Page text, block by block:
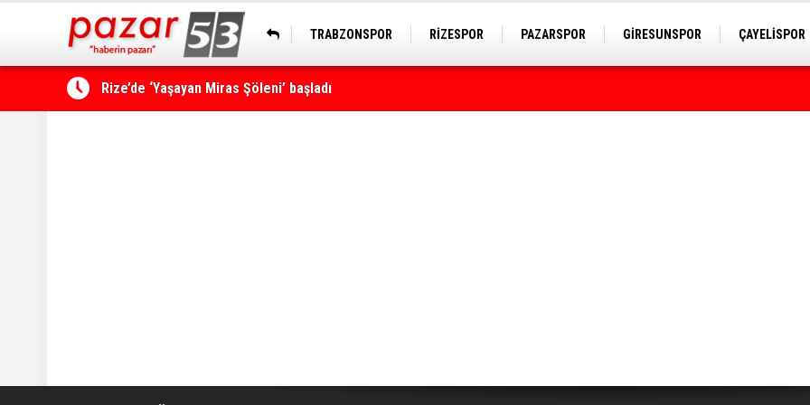
TRABZONSPOR RİZESPOR PAZARSPOR GİRESUNSPOR ÇAYELİSPOR
Rize’de ‘Yaşayan Miras Şöleni’ başladı
Çamlıhemşin'de kayıp vatandaş 600 metrelik uçurumda bulundu